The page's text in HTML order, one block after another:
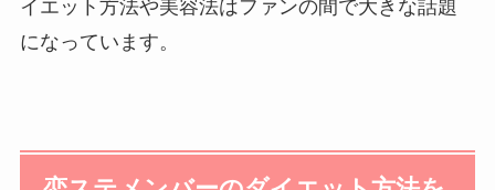
イエット方法や美容法はファンの間で大きな話題
になっています。